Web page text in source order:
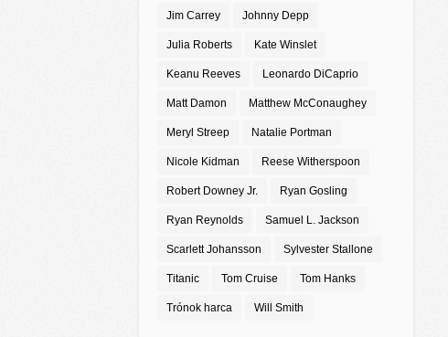
Jim Carrey Johnny Depp
Julia Roberts Kate Winslet
Keanu Reeves Leonardo DiCaprio
Matt Damon Matthew McConaughey
Meryl Streep Natalie Portman
Nicole Kidman Reese Witherspoon
Robert Downey Jr. Ryan Gosling
Ryan Reynolds Samuel L. Jackson
Scarlett Johansson Sylvester Stallone
Titanic Tom Cruise Tom Hanks
Trónok harca Will Smith